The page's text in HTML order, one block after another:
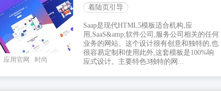
应用官网
时尚
着陆页引导
Saap是现代HTML5模板适合机构,应
用,SaaS&amp;软件公司,服务公司相关的任何
业务的网站。这个设计很有创意和独特的,也
很容易定制和使用此外,这套模板是100%响
应式设计。主要特色3独特的网...